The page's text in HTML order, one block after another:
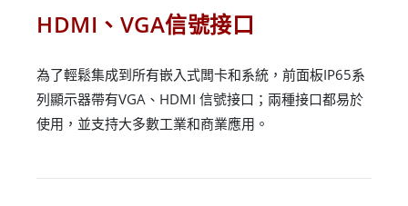
HDMI、VGA信號接口
為了輕鬆集成到所有嵌入式闆卡和系統，前面板IP65系
列顯示器帶有VGA、HDMI 信號接口；兩種接口都易於
使用，並支持大多數工業和商業應用。